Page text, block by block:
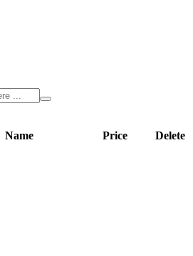
Name Price Delete